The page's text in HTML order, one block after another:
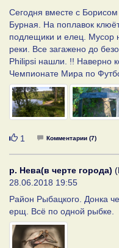
Сегодня вместе с
Бурная. На поплавок
подлещики и елец. Мусор
реки. Все загажено до
Philipsi нашли. !! Наверно
Чемпионате Мира по
Нравится
1 Комментарии (7)
р. Нева(в черте города)
28.06.2018 19:55
Район Рыбацкого. Донка
ерщ. Всё по одной рыбке.